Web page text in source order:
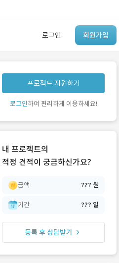
로그인 회원가입
유사사례 검색 AI
‘이런 거’ 만들어본
개발 회사 있어?
프로젝트 지원하기
로그인하여 편리하게 이용하세요!
내 프로젝트의
적정 견적이 궁금하신가요?
금액 ??? 원
기간 ??? 일
등록 후 상담받기